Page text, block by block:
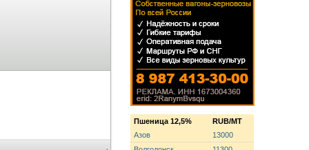
Пшеница 12,5%
RUB/MT
Азов
13000